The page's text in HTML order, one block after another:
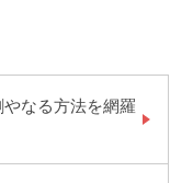
なる方法を網羅